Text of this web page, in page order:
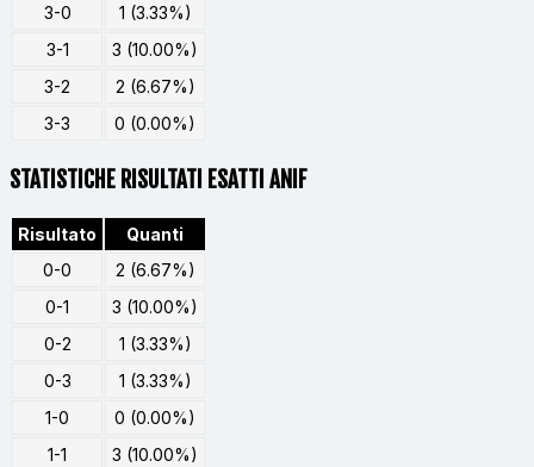
3-0
1 (3.33%)
3-1
3 (10.00%)
3-2
2 (6.67%)
3-3
0 (0.00%)
STATISTICHE RISULTATI ESATTI ANIF
Risultato
Quanti
0-0
2 (6.67%)
0-1
3 (10.00%)
0-2
1 (3.33%)
0-3
1 (3.33%)
1-0
0 (0.00%)
1-1
3 (10.00%)